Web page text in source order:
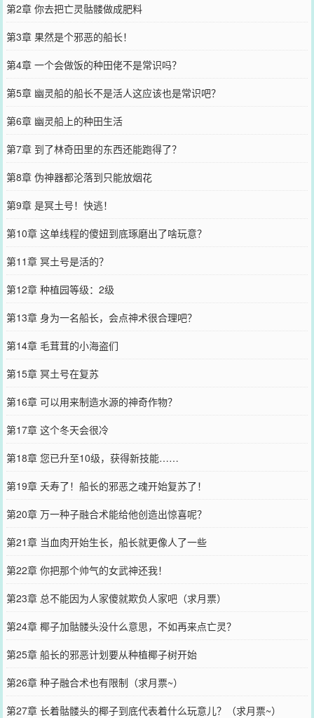
第2章 你去把亡灵骷髅做成肥料
第3章 果然是个邪恶的船长！
第4章 一个会做饭的种田佬不是常识吗？
第5章 幽灵船的船长不是活人这应该也是常识吧？
第6章 幽灵船上的种田生活
第7章 到了林奇田里的东西还能跑得了？
第8章 伪神器都沦落到只能放烟花
第9章 是冥土号！快逃！
第10章 这单线程的傻妞到底琢磨出了啥玩意？
第11章 冥土号是活的？
第12章 种植园等级：2级
第13章 身为一名船长，会点神术很合理吧？
第14章 毛茸茸的小海盗们
第15章 冥土号在复苏
第16章 可以用来制造水源的神奇作物？
第17章 这个冬天会很冷
第18章 您已升至10级，获得新技能……
第19章 夭寿了！船长的邪恶之魂开始复苏了！
第20章 万一种子融合术能给他创造出惊喜呢？
第21章 当血肉开始生长，船长就更像人了一些
第22章 你把那个帅气的女武神还我！
第23章 总不能因为人家傻就欺负人家吧（求月票）
第24章 椰子加骷髅头没什么意思，不如再来点亡灵？
第25章 船长的邪恶计划要从种植椰子树开始
第26章 种子融合术也有限制（求月票~）
第27章 长着骷髅头的椰子到底代表着什么玩意儿？（求月票~）